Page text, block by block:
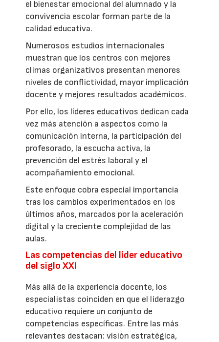
el bienestar emocional del alumnado y la
convivencia escolar forman parte de la
calidad educativa.
Numerosos estudios internacionales
muestran que los centros con mejores
climas organizativos presentan menores
niveles de conflictividad, mayor implicación
docente y mejores resultados académicos.
Por ello, los líderes educativos dedican cada
vez más atención a aspectos como la
comunicación interna, la participación del
profesorado, la escucha activa, la
prevención del estrés laboral y el
acompañamiento emocional.
Este enfoque cobra especial importancia
tras los cambios experimentados en los
últimos años, marcados por la aceleración
digital y la creciente complejidad de las
aulas.
Las competencias del líder educativo
del siglo XXI
Más allá de la experiencia docente, los
especialistas coinciden en que el liderazgo
educativo requiere un conjunto de
competencias específicas. Entre las más
relevantes destacan: visión estratégica,